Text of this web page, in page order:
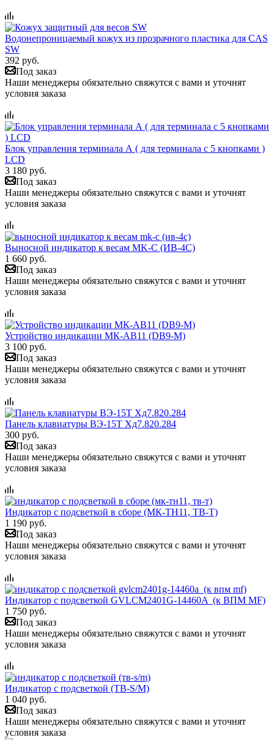
Водонепроницаемый кожух из прозрачного пластика для CAS
SW
392 руб.
Под заказ
Наши менеджеры обязательно свяжутся с вами и уточнят
условия заказа
Блок управления терминала А ( для терминала с 5 кнопками )
LCD
3 180 руб.
Под заказ
Наши менеджеры обязательно свяжутся с вами и уточнят
условия заказа
Выносной индикатор к весам MK-C (ИВ-4С)
1 660 руб.
Под заказ
Наши менеджеры обязательно свяжутся с вами и уточнят
условия заказа
Устройство индикации МК-АВ11 (DB9-M)
3 100 руб.
Под заказ
Наши менеджеры обязательно свяжутся с вами и уточнят
условия заказа
Панель клавиатуры ВЭ-15Т Хд7.820.284
300 руб.
Под заказ
Наши менеджеры обязательно свяжутся с вами и уточнят
условия заказа
Индикатор с подсветкой в сборе (МК-ТН11, ТВ-Т)
1 190 руб.
Под заказ
Наши менеджеры обязательно свяжутся с вами и уточнят
условия заказа
Индикатор с подсветкой GVLCM2401G-14460A (к ВПМ MF)
1 750 руб.
Под заказ
Наши менеджеры обязательно свяжутся с вами и уточнят
условия заказа
Индикатор с подсветкой (ТВ-S/M)
1 040 руб.
Под заказ
Наши менеджеры обязательно свяжутся с вами и уточнят
условия заказа